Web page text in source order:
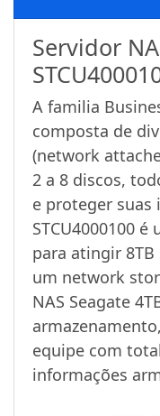
Servidor
A familia
composta de
(network
2 a 8 discos,
e proteger suas
STCU4000100
para atingir
um network
NAS Seagate
equipe com
informações